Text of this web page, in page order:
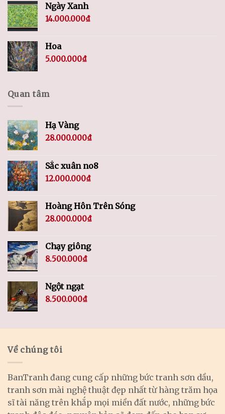
Ngày Xanh
14.000.000₫
Hoa
5.000.000₫
Quan tâm
Hạ Vàng
28.000.000₫
Sắc xuân no8
12.000.000₫
Hoàng Hôn Trên Sóng
28.000.000₫
Chạy giông
8.500.000₫
Ngột ngạt
8.500.000₫
Về chúng tôi
BanTranh đang cung cấp những bức tranh sơn dầu,
tranh sơn mài nghệ thuật đẹp nhất từ hàng trăm họa
sĩ tài năng trên khắp mọi miền đất nước, những bức